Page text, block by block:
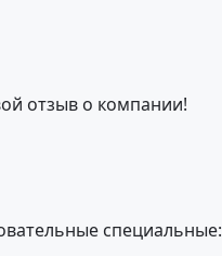
отзыв о компании!
специальные: